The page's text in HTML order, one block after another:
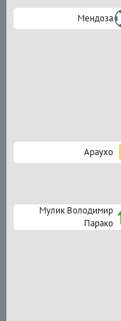
Мендоза
Араухо
Мулик Володимир
Парако